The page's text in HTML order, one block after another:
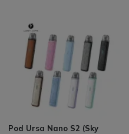
Pod Ursa Nano S2 (Sky